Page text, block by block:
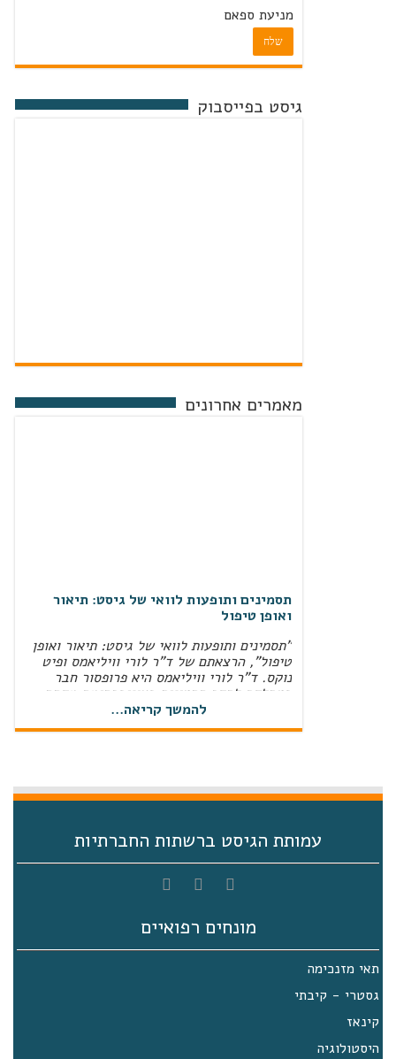
מניעת ספאם
שלח
גיסט בפייסבוק
מאמרים אחרונים
תסמינים ותופעות לוואי של גיסט: תיאור
ואופן טיפול
"תסמינים ותופעות לוואי של גיסט: תיאור ואופן
טיפול", הרצאתם של ד"ר לורי וויליאמס ופיט
נוקס. ד"ר לורי וויליאמס היא פרופסור חבר
במחלקה לחקר תסמינים באוניברסיטת טקסס,
לספק …
יום עיון מרכז רפואי תל אביב 27.11.2019
רפואי תל אביב (איכילוב) בתאריך ה –
27.11.2019 נערך יום עיון לחולי GIST במרכז
להמשך קריאה...
עמותת הגיסט ברשתות החברתיות
מונחים רפואיים
תאי מזנכימה
גסטרי - קיבתי
קינאז
היסטולוגיה